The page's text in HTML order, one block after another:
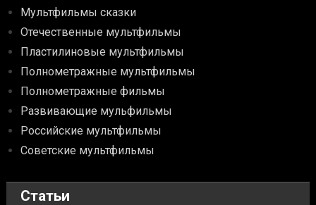
Мультфильмы сказки
Отечественные мультфильмы
Пластилиновые мультфильмы
Полнометражные мультфильмы
Полнометражные фильмы
Развивающие мульфильмы
Российские мультфильмы
Советские мультфильмы
Статьи